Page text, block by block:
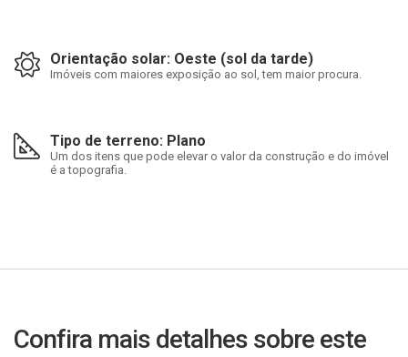
Orientação solar: Oeste (sol da tarde)
Imóveis com maiores exposição ao sol, tem maior procura.
Tipo de terreno: Plano
Um dos itens que pode elevar o valor da construção e do imóvel
é a topografia.
Confira mais detalhes sobre este